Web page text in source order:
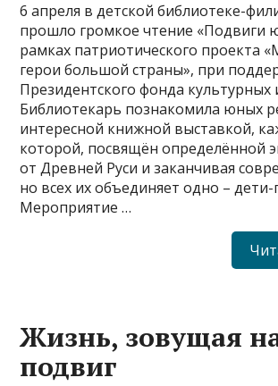
6 апреля в детской библиотеке-
прошло громкое чтение «Подвиги
рамках патриотического проекта
герои большой страны», при
Президентского фонда культурных
Библиотекарь познакомила юных
интересной книжной выставкой,
которой, посвящён определённой
от Древней Руси и заканчивая
но всех их объединяет одно – дети-
Мероприятие …
Жизнь, зовущая
подвиг